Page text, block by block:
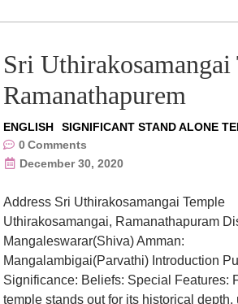
Sri Uthirakosamangai
Ramanathapurem
ENGLISH
SIGNIFICANT STAND ALONE
0Comments
December 30, 2020
Address Sri Uthirakosamangai Temple
Uthirakosamangai, Ramanathapuram
Mangaleswarar(Shiva) Amman:
Mangalambigai(Parvathi) Introduction
Significance: Beliefs: Special Features:
temple stands out for its historical depth,